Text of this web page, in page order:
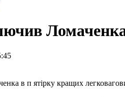
Ломаченка